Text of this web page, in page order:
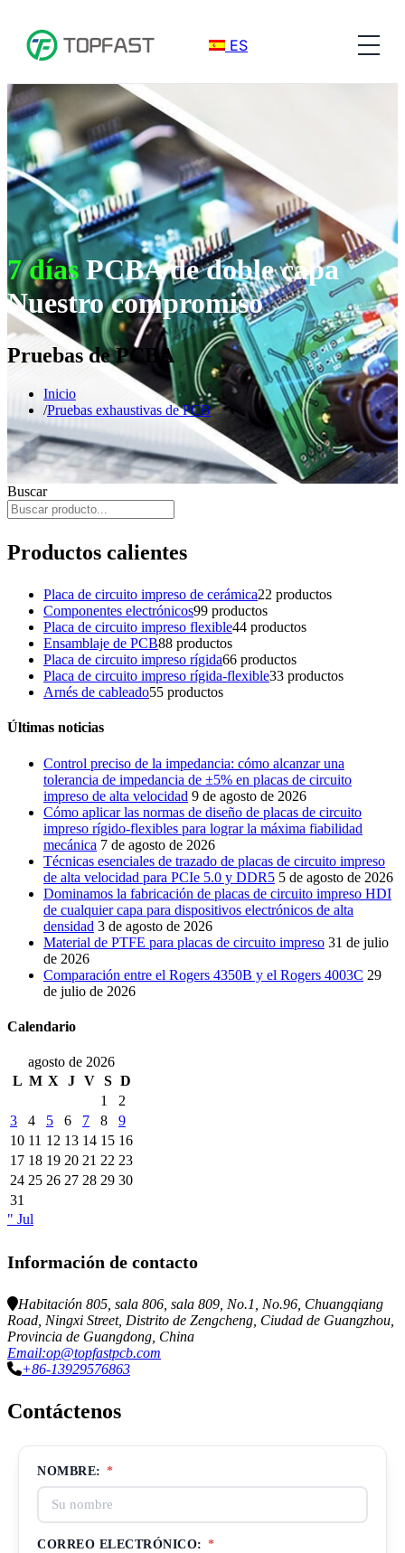
ES
7 díasPCBA de doble capa
Nuestro compromiso
Pruebas de PCBA
Inicio
Pruebas exhaustivas de PCB
Buscar
Productos calientes
Placa de circuito impreso de cerámica22 productos
Componentes electrónicos99 productos
Placa de circuito impreso flexible44 productos
Ensamblaje de PCB88 productos
Placa de circuito impreso rígida66 productos
Placa de circuito impreso rígida-flexible33 productos
Arnés de cableado55 productos
Últimas noticias
Control preciso de la impedancia: cómo alcanzar una
tolerancia de impedancia de ±5% en placas de circuito
impreso de alta velocidad 9 de agosto de 2026
Cómo aplicar las normas de diseño de placas de circuito
impreso rígido-flexibles para lograr la máxima fiabilidad
mecánica 7 de agosto de 2026
Técnicas esenciales de trazado de placas de circuito impreso
de alta velocidad para PCIe 5.0 y DDR5 5 de agosto de 2026
Dominamos la fabricación de placas de circuito impreso HDI
de cualquier capa para dispositivos electrónicos de alta
densidad 3 de agosto de 2026
Material de PTFE para placas de circuito impreso 31 de julio
de 2026
Comparación entre el Rogers 4350B y el Rogers 4003C 29
de julio de 2026
Calendario
agosto de 2026
L M X J V S D
1
2
3
4 5 6 7 8
9
10 11 12 13 14 15 16
17 18 19 20 21 22 23
24 25 26 27 28 29 30
31
" Jul
Información de contacto
Habitación 805, sala 806, sala 809, No.1, No.96, Chuangqiang
Road, Ningxi Street, Distrito de Zengcheng, Ciudad de Guangzhou,
Provincia de Guangdong, China
Email:op@topfastpcb.com
+86-13929576863
Contáctenos
NOMBRE: *
CORREO ELECTRÓNICO: *